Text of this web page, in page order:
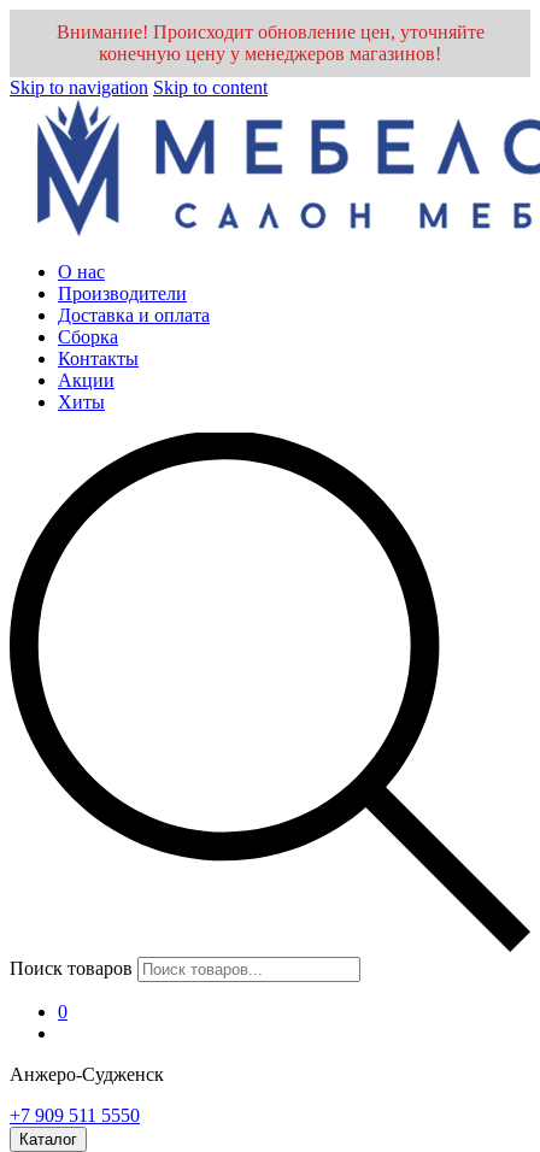
Внимание! Происходит обновление цен, уточняйте
конечную цену у менеджеров магазинов!
Skip to navigation Skip to content
О нас
Производители
Доставка и оплата
Cборка
Контакты
Акции
Хиты
Поиск товаров
0
Анжеро-Судженск
+7 909 511 5550
Каталог